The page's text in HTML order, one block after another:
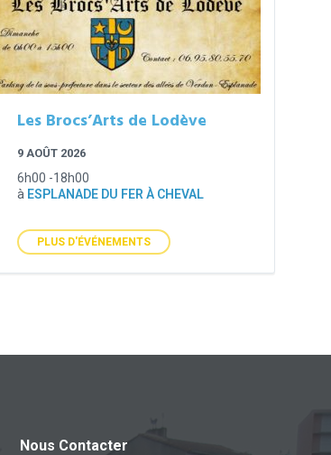
Les Brocs’Arts de Lodève
9 AOÛT 2026
6h00 -18h00
à ESPLANADE DU FER À CHEVAL
PLUS D'ÉVÉNEMENTS
Nous Contacter